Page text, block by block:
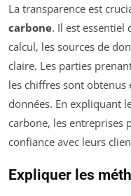
La transparence est
carbone. Il est essentiel
calcul, les sources de
claire. Les parties
les chiffres sont obtenus
données. En expliquant
carbone, les entreprises
confiance avec leurs
Expliquer les